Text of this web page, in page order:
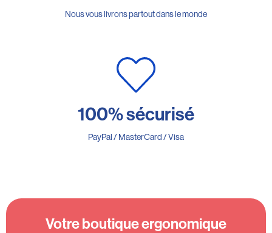
Nous vous livrons partout dans le monde
100% sécurisé
PayPal / MasterCard / Visa
Votre boutique ergonomique